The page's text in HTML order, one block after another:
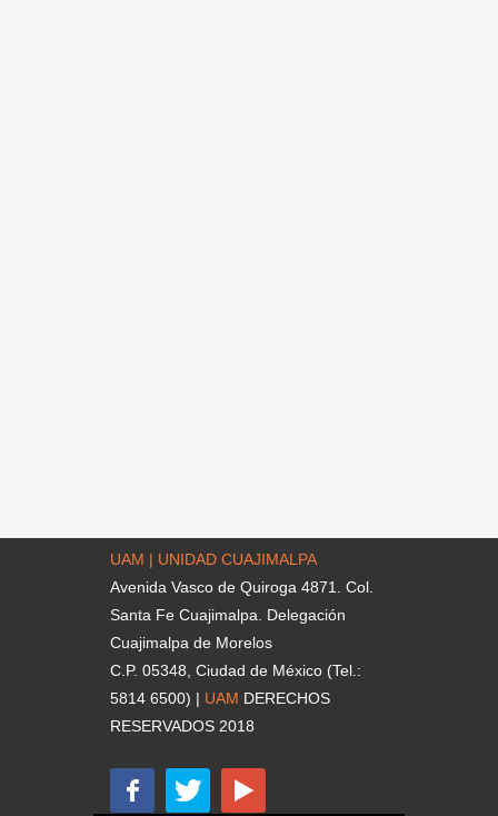
UAM | UNIDAD CUAJIMALPA
Avenida Vasco de Quiroga 4871. Col.
Santa Fe Cuajimalpa. Delegación
Cuajimalpa de Morelos
C.P. 05348, Ciudad de México (Tel.:
5814 6500) | UAM DERECHOS
RESERVADOS 2018